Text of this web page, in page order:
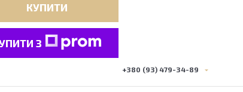
КУПИТИ
З
+380 (93) 479-34-89